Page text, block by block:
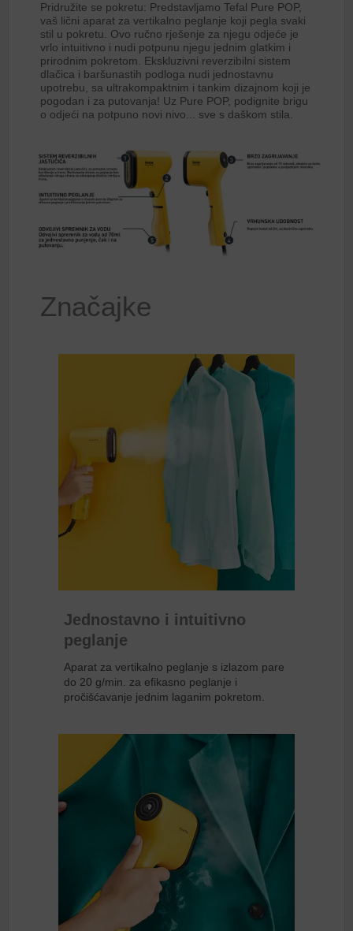
Pridružite se pokretu: Predstavljamo Tefal Pure POP,
vaš lični aparat za vertikalno peglanje koji pegla svaki
stil u pokretu. Ovo ručno rješenje za njegu odjeće je
vrlo intuitivno i nudi potpunu njegu jednim glatkim i
prirodnim pokretom. Ekskluzivni reverzibilni sistem
dlačica i baršunastih podloga nudi jednostavnu
upotrebu, sa ultrakompaktnim i tankim dizajnom koji je
pogodan i za putovanja! Uz Pure POP, podignite brigu
o odjeći na potpuno novi nivo... sve s daškom stila.
Značajke
Jednostavno i intuitivno
peglanje
Aparat za vertikalno peglanje s izlazom pare
do 20 g/min. za efikasno peglanje i
pročišćavanje jednim laganim pokretom.